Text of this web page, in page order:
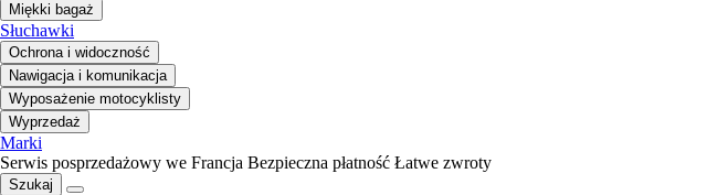
Miękki bagaż
Słuchawki
Ochrona i widoczność
Nawigacja i komunikacja
Wyposażenie motocyklisty
Wyprzedaż
Marki
Serwis posprzedażowy we Francja Bezpieczna płatność Łatwe zwroty
Szukaj